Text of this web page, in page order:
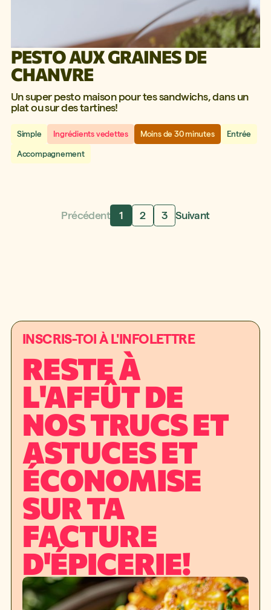
PESTO AUX GRAINES DE
CHANVRE
Un super pesto maison pour tes sandwichs, dans un
plat ou sur des tartines!
Simple Ingrédients vedettes Moins de 30 minutes Entrée
Accompagnement
Précédent 1 2 3 Suivant
INSCRIS-TOI À L'INFOLETTRE
RESTE À
L'AFFÛT DE
NOS TRUCS ET
ASTUCES ET
ÉCONOMISE
SUR TA
FACTURE
D'ÉPICERIE!